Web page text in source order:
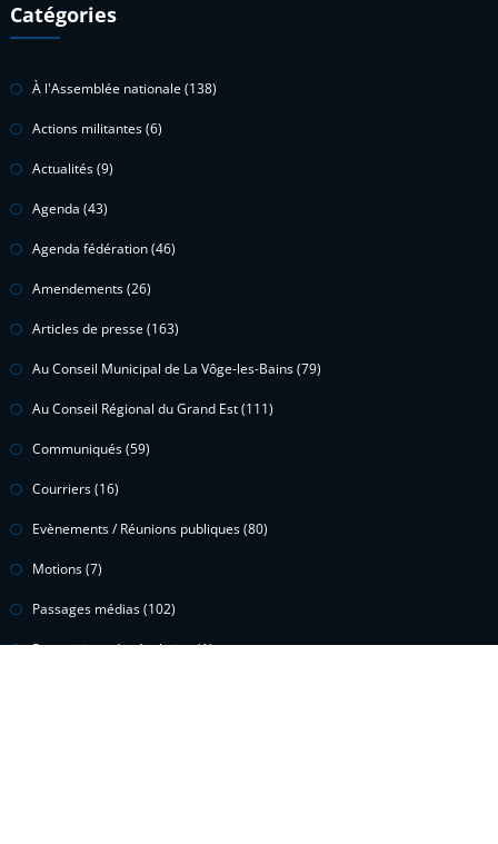
Catégories
À l'Assemblée nationale (138)
Actions militantes(6)
Actualités(9)
Agenda (43)
Agenda fédération(46)
Amendements(26)
Articles de presse (163)
Au Conseil Municipal de La Vôge-les-Bains(79)
Au Conseil Régional du Grand Est(111)
Communiqués(59)
Courriers(16)
Evènements / Réunions publiques(80)
Motions(7)
Passages médias(102)
Propositions de résolution(1)